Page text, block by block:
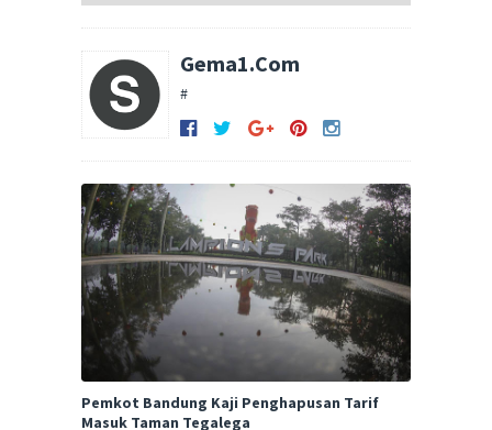
Gema1.Com
#
Pemkot Bandung Kaji Penghapusan Tarif
Masuk Taman Tegalega